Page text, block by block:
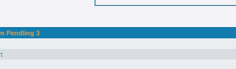
Pendling 3